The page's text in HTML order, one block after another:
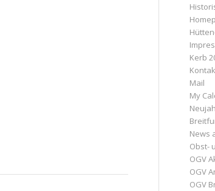
Kerb
Mail
My
News
Obst-
OGV
OGV
OGV